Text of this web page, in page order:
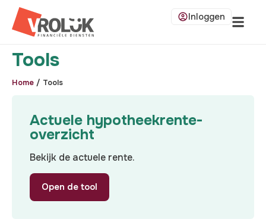
Inloggen
Tools
Home / Tools
Actuele hypotheekrente­
overzicht
Bekijk de actuele rente.
Open de tool